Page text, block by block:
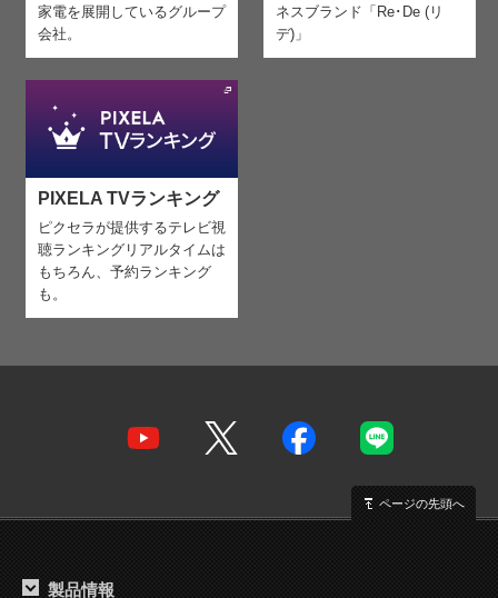
家電を展開しているグループ
会社。
ネスブランド「Re･De (リ
デ)」
PIXELA TVランキング
ピクセラが提供するテレビ視
聴ランキング リアルタイムは
もちろん、予約ランキング
も。
ページの先頭へ
製品情報